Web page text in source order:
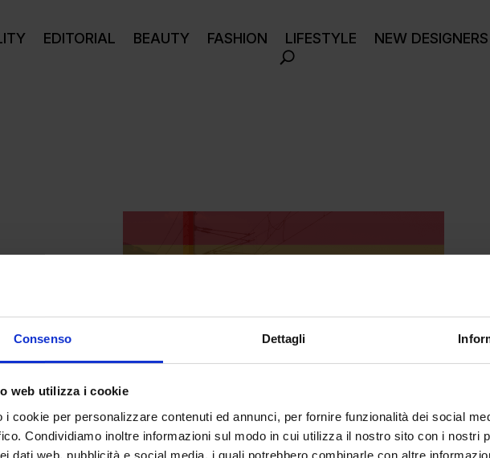
Consenso Dettagli
web utilizza i cookie
i cookie per personalizzare contenuti ed annunci, per fornire funzionalità dei social
Condividiamo inoltre informazioni sul modo in cui utilizza il nostro sito con i nostri
dati web, pubblicità e social media, i quali potrebbero combinarle con altre
EDITORIAL BEAUTY FASHION LIFESTYLE NEW DESIGNERS